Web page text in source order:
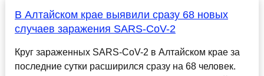
В Алтайском крае выявили сразу 68 новых
случаев заражения SARS-CoV-2
Круг зараженных SARS-CoV-2 в Алтайском крае за
последние сутки расширился сразу на 68 человек.